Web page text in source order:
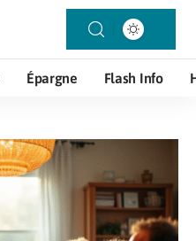
Épargne Flash Info